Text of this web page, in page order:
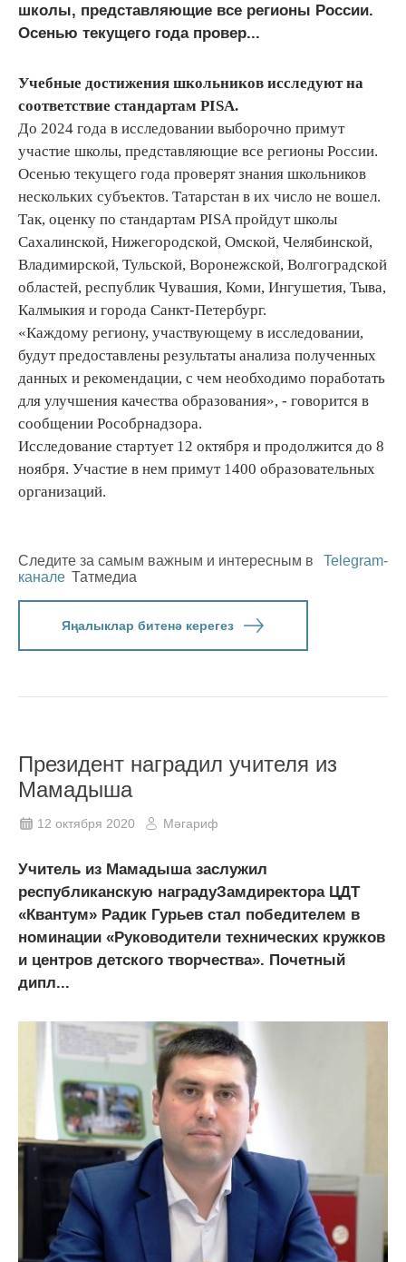
школы, представляющие все регионы России.
Осенью текущего года провер...
Учебные достижения школьников исследуют на
соответствие стандартам PISA.
До 2024 года в исследовании выборочно примут
участие школы, представляющие все регионы России.
Осенью текущего года проверят знания школьников
нескольких субъектов. Татарстан в их число не вошел.
Так, оценку по стандартам PISA пройдут школы
Сахалинской, Нижегородской, Омской, Челябинской,
Владимирской, Тульской, Воронежской, Волгоградской
областей, республик Чувашия, Коми, Ингушетия, Тыва,
Калмыкия и города Санкт-Петербург.
«Каждому региону, участвующему в исследовании,
будут предоставлены результаты анализа полученных
данных и рекомендации, с чем необходимо поработать
для улучшения качества образования», - говорится в
сообщении Рособрнадзора.
Исследование стартует 12 октября и продолжится до 8
ноября. Участие в нем примут 1400 образовательных
организаций.
Следите за самым важным и интересным в
Telegram-
канале Татмедиа
Яңалыклар битенә керегез
Президент наградил учителя из
Мамадыша
12 октября 2020 Мәгариф
Учитель из Мамадыша заслужил
республиканскую наградуЗамдиректора ЦДТ
«Квантум» Радик Гурьев стал победителем в
номинации «Руководители технических кружков
и центров детского творчества». Почетный
дипл...